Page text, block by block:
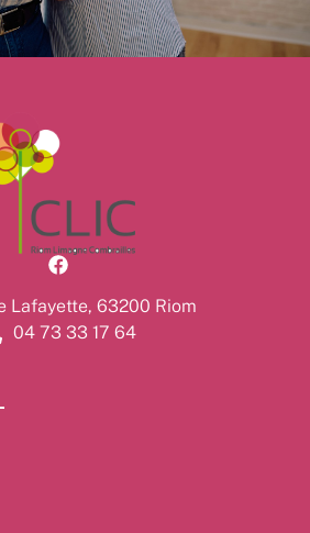
Lafayette, 63200 Riom
04 73 33 17 64